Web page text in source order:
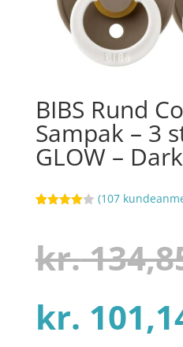
BIBS Rund
Sampak – 3
GLOW –
baseret
på
kundebed
(107
kr.
kr.